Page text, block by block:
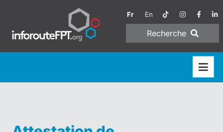
Fr En
Recherche